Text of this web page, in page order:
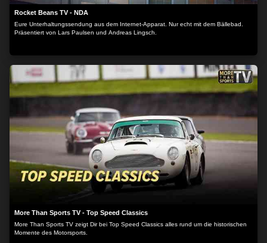
Rocket Beans TV - NDA
Eure Unterhaltungssendung aus dem Internet-Apparat. Nur echt mit dem Bällebad.
Präsentiert von Lars Paulsen und Andreas Lingsch.
More Than Sports TV - Top Speed Classics
More Than Sports TV zeigt Dir bei Top Speed Classics alles rund um die historischen
Momente des Motorsports.